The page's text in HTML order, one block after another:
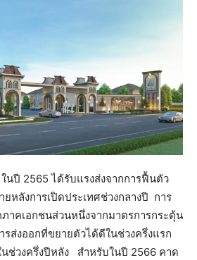
นปี 2565 ได้รับแรงส่งจากการฟื้นตัว
ยหลังการเปิดประเทศช่วงกลางปี การ
าคเอกชนส่วนหนึ่งจากมาตรการกระตุ้น
รส่งออกที่ขยายตัวได้ดีในช่วงครึ่งแรก
นช่วงครึ่งปีหลัง สำหรับในปี 2566 คาด